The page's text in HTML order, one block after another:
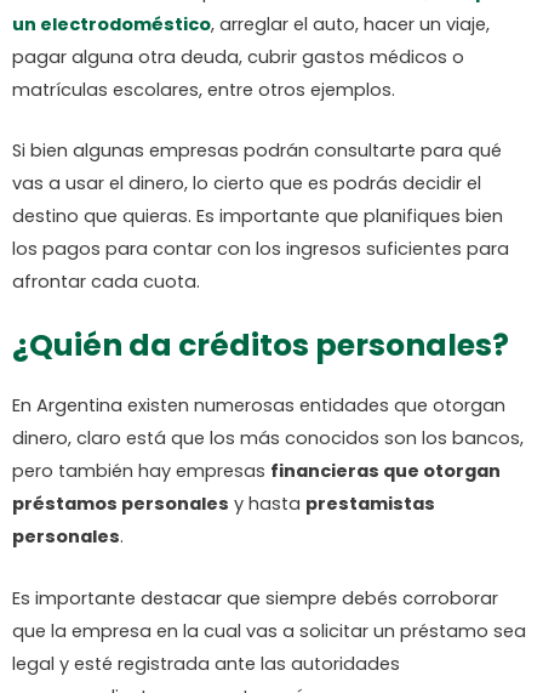
un electrodoméstico, arreglar el auto, hacer un viaje,
pagar alguna otra deuda, cubrir gastos médicos o
matrículas escolares, entre otros ejemplos.
Si bien algunas empresas podrán consultarte para qué
vas a usar el dinero, lo cierto que es podrás decidir el
destino que quieras. Es importante que planifiques bien
los pagos para contar con los ingresos suficientes para
afrontar cada cuota.
¿Quién da créditos personales?
En Argentina existen numerosas entidades que otorgan
dinero, claro está que los más conocidos son los bancos,
pero también hay empresas financieras que otorgan
préstamos personales y hasta prestamistas
personales.
Es importante destacar que siempre debés corroborar
que la empresa en la cual vas a solicitar un préstamo sea
legal y esté registrada ante las autoridades